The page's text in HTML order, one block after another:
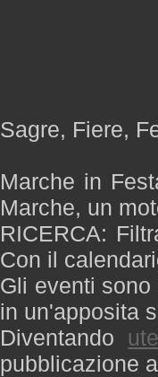
Sagre, Fiere,
Marche in
Marche, un
RICERCA:
Con il
Gli eventi
in un'apposita
Diventando
pubblicazione